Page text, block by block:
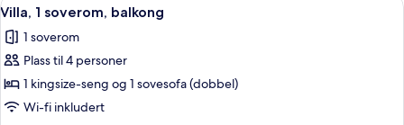
balkong
alle
bildene
av
Villa,
1
7
Villa, 1 soverom, balkong
1 soverom
Plass til 4 personer
1 kingsize-seng og 1 sovesofa (dobbel)
Wi-fi inkludert